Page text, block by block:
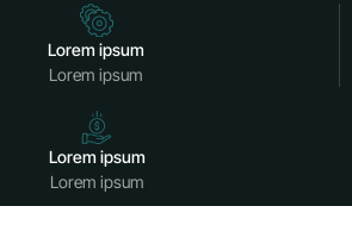
Lorem ipsum
Lorem ipsum
Lorem ipsum
Lorem ipsum